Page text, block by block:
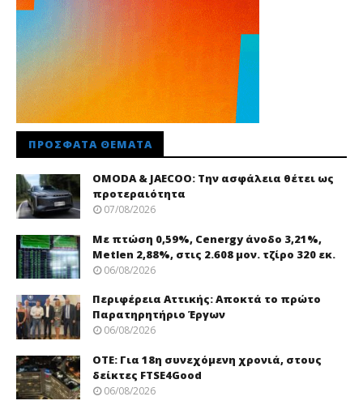
ΠΡΌΣΦΑΤΑ ΘΈΜΑΤΑ
OMODA & JAECOO: Την ασφάλεια θέτει ως
προτεραιότητα
07/08/2026
Με πτώση 0,59%, Cenergy άνοδο 3,21%,
Metlen 2,88%, στις 2.608 μον. τζίρο 320 εκ.
06/08/2026
Περιφέρεια Αττικής: Αποκτά το πρώτο
Παρατηρητήριο Έργων
06/08/2026
ΟΤΕ: Για 18η συνεχόμενη χρονιά, στους
δείκτες FTSE4Good
06/08/2026